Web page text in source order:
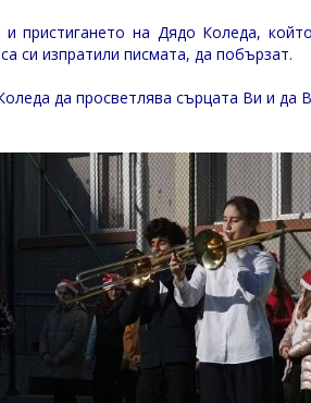
пристигането на Дядо Коледа,
си изпратили писмата, да побързат.
да просветлява сърцата Ви и да